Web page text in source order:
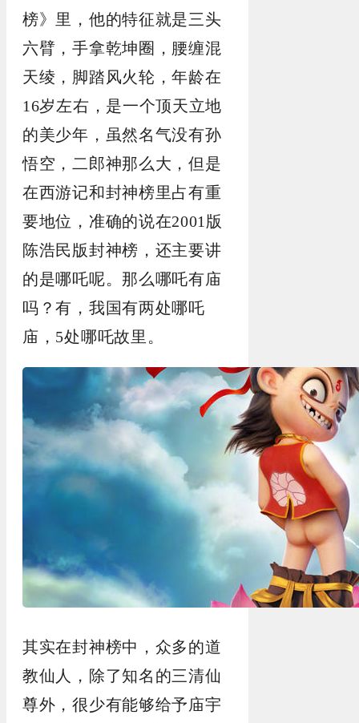
榜》里，他的特征就是三头
六臂，手拿乾坤圈，腰缠混
天绫，脚踏风火轮，年龄在
16岁左右，是一个顶天立地
的美少年，虽然名气没有孙
悟空，二郎神那么大，但是
在西游记和封神榜里占有重
要地位，准确的说在2001 版
陈浩民版封神榜，还主要讲
的是哪吒呢。那么哪吒有庙
吗？有，我国有两处哪吒
庙， 5处哪吒故里。
其实在封神榜中，众多的道
教仙人，除了知名的三清仙
尊外，很少有能够给予庙宇